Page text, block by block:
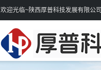
欢迎光临~陕西厚普科技发展有限公司